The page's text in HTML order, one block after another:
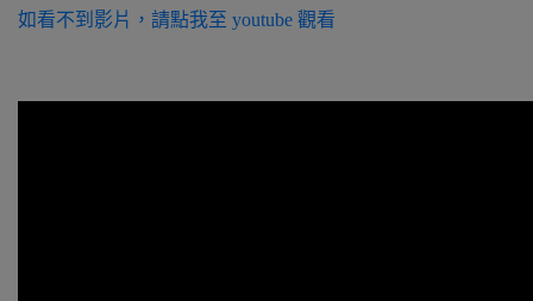
如看不到影片，請點我至 youtube 觀看